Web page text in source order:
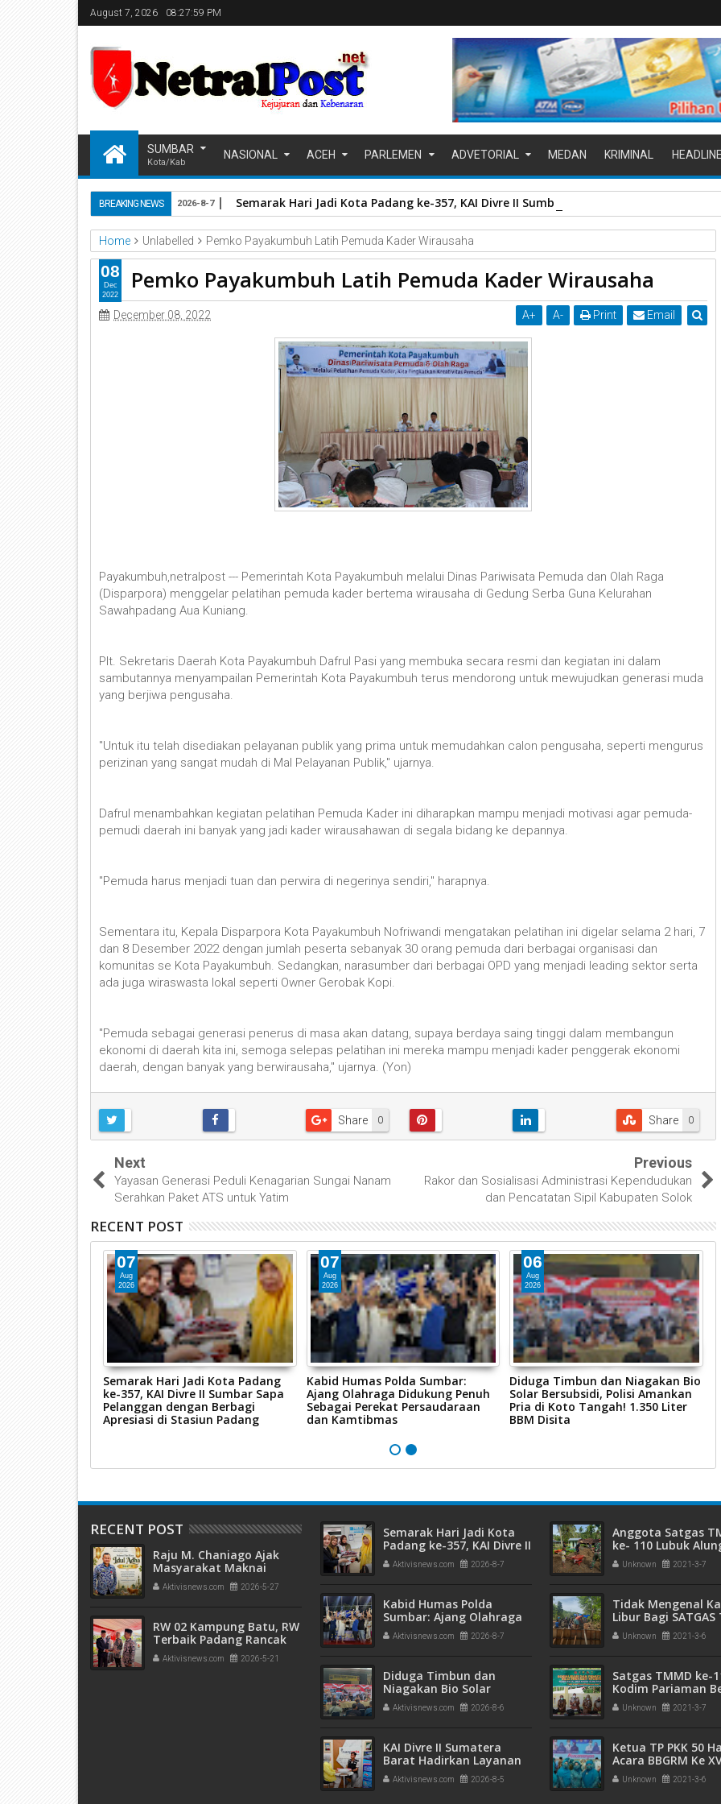
August 7, 2026 08:27:59 PM
SUMBAR
Kota/Kab
NASIONAL ACEH PARLEMEN ADVETORIAL MEDAN KRIMINAL HEADLINE
BREAKING NEWS Semarak Hari Jadi Kota Padang ke-357, KAI Divre II Sumbar Sapa Pelanggan dengan
2026-8-7
Home Unlabelled Pemko Payakumbuh Latih Pemuda Kader Wirausaha
Pemko Payakumbuh Latih Pemuda Kader Wirausaha
December 08, 2022 A+ A- Print Email
Payakumbuh,netralpost --- Pemerintah Kota Payakumbuh melalui Dinas Pariwisata Pemuda dan Olah Raga
(Disparpora) menggelar pelatihan pemuda kader bertema wirausaha di Gedung Serba Guna Kelurahan
Sawahpadang Aua Kuniang.
Plt. Sekretaris Daerah Kota Payakumbuh Dafrul Pasi yang membuka secara resmi dan kegiatan ini dalam
sambutannya menyampailan Pemerintah Kota Payakumbuh terus mendorong untuk mewujudkan generasi muda
yang berjiwa pengusaha.
"Untuk itu telah disediakan pelayanan publik yang prima untuk memudahkan calon pengusaha, seperti mengurus
perizinan yang sangat mudah di Mal Pelayanan Publik," ujarnya.
Dafrul menambahkan kegiatan pelatihan Pemuda Kader ini diharapkan mampu menjadi motivasi agar pemuda-
pemudi daerah ini banyak yang jadi kader wirausahawan di segala bidang ke depannya.
"Pemuda harus menjadi tuan dan perwira di negerinya sendiri," harapnya.
Sementara itu, Kepala Disparpora Kota Payakumbuh Nofriwandi mengatakan pelatihan ini digelar selama 2 hari, 7
dan 8 Desember 2022 dengan jumlah peserta sebanyak 30 orang pemuda dari berbagai organisasi dan
komunitas se Kota Payakumbuh. Sedangkan, narasumber dari berbagai OPD yang menjadi leading sektor serta
ada juga wiraswasta lokal seperti Owner Gerobak Kopi.
"Pemuda sebagai generasi penerus di masa akan datang, supaya berdaya saing tinggi dalam membangun
ekonomi di daerah kita ini, semoga selepas pelatihan ini mereka mampu menjadi kader penggerak ekonomi
daerah, dengan banyak yang berwirausaha," ujarnya. (Yon)
0
Share 0
Share
08
Dec
2022
Next
Yayasan Generasi Peduli Kenagarian Sungai Nanam
Serahkan Paket ATS untuk Yatim
Previous
Rakor dan Sosialisasi Administrasi Kependudukan
dan Pencatatan Sipil Kabupaten Solok
RECENT POST
07
Aug
2026
Semarak Hari Jadi Kota Padang
ke-357, KAI Divre II Sumbar Sapa
Pelanggan dengan Berbagi
Apresiasi di Stasiun Padang
07
Aug
2026
Kabid Humas Polda Sumbar:
Ajang Olahraga Didukung Penuh
Sebagai Perekat Persaudaraan
dan Kamtibmas
06
Aug
2026
Diduga Timbun dan Niagakan Bio
Solar Bersubsidi, Polisi Amankan
Pria di Koto Tangah! 1.350 Liter
BBM Disita
RECENT POST
Raju M. Chaniago Ajak
Masyarakat Maknai
Semangat Kurban pada
Idul Adha 1447 H
Aktivisnews.com 2026-5-27
RW 02 Kampung Batu, RW
Terbaik Padang Rancak
Award 2026
Aktivisnews.com 2026-5-21
Semarak Hari Jadi Kota
Padang ke-357, KAI Divre II
Sumbar Sapa Pelanggan
dengan Berbagi Apresiasi
Aktivisnews.com 2026-8-7
Kabid Humas Polda
Sumbar: Ajang Olahraga
Didukung Penuh Sebagai
Perekat Persaudaraan
Aktivisnews.com 2026-8-7
Diduga Timbun dan
Niagakan Bio Solar
Bersubsidi, Polisi
Amankan Pria di Koto
Disita
Aktivisnews.com 2026-8-6
KAI Divre II Sumatera
Barat Hadirkan Layanan
PPID yang Profesional,
Transparan, dan Inklusif
Aktivisnews.com 2026-8-5
Anggota Satgas
ke- 110 Lubuk
Mengenalkan Dunia
Tentara Kepada
Unknown 2021-3-7
Tidak Mengenal
Libur Bagi SATGAS
ke-110 Tetap
Unknown 2021-3-6
Satgas TMMD ke-
Kodim Pariaman
Penyuluhan dan
Pelayanan
Unknown 2021-3-7
Ketua TP PKK 50
Acara BBGRM Ke
Provinsi Sumbar
Unknown 2021-3-6